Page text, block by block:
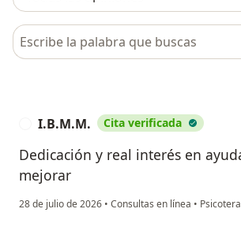
Busca en opiniones
I.B.M.M. Cita verificada
Dedicación y real interés en
mejorar
28 de julio de 2026 • Consultas en línea •